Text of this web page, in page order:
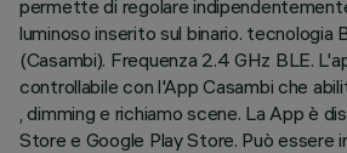
permette di regolare
luminoso inserito sul binario. tecnologia
(Casambi). Frequenza 2.4 GHz BLE.
controllabile con l'App Casambi che
, dimming e richiamo scene. La App è
Store e Google Play Store. Può essere